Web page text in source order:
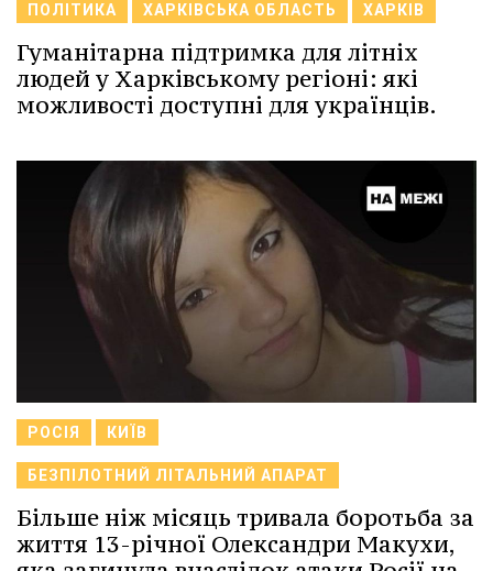
ПОЛІТИКА ХАРКІВСЬКА ОБЛАСТЬ ХАРКІВ
Гуманітарна підтримка для літніх
людей у Харківському регіоні: які
можливості доступні для українців.
РОСІЯ КИЇВ
БЕЗПІЛОТНИЙ ЛІТАЛЬНИЙ АПАРАТ
Більше ніж місяць тривала боротьба за
життя 13-річної Олександри Макухи,